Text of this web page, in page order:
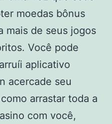
moedas bônus
mais de seus jogos
Você pode
aplicativo
acercade seu
arrastar toda a
com você,